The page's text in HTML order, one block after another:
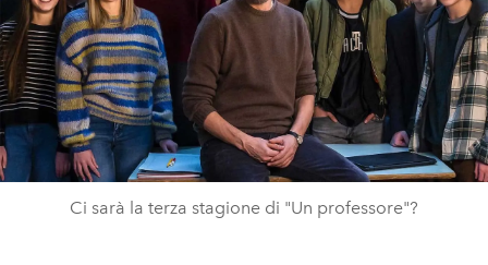
Ci sarà la terza stagione di "Un professore"?